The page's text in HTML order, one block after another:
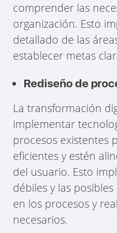
comprender las
organización. Esto
detallado de las
establecer metas
Rediseño de
La transformación
implementar
procesos existentes
eficientes y estén
del usuario. Esto
débiles y las
en los procesos y
necesarios.